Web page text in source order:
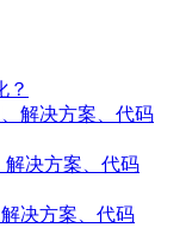
？
解决方案、代码
解决方案、代码
决方案、代码